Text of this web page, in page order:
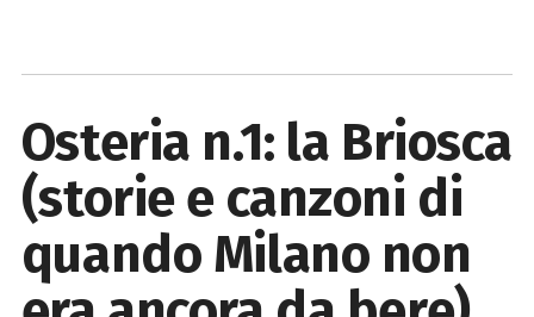
Osteria n.1: la Briosca
(storie e canzoni di
quando Milano non